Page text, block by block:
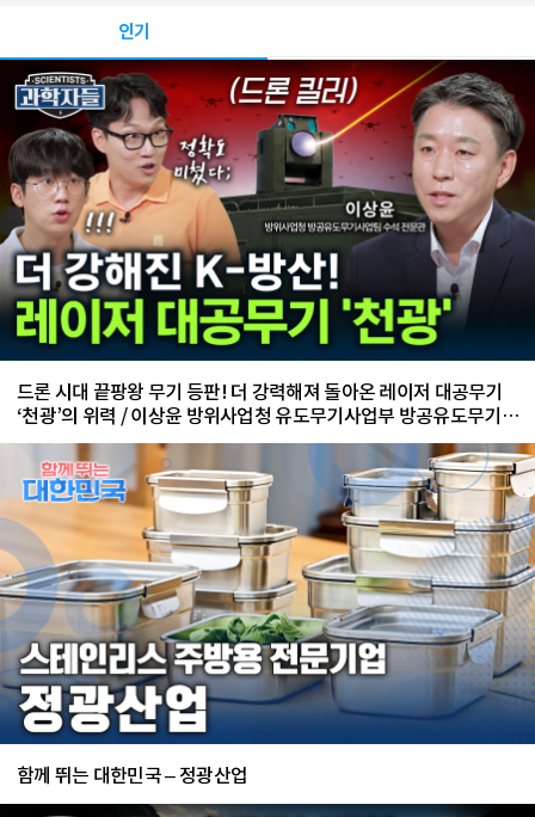
인기
드론 시대 끝팡왕 무기 등판! 더 강력해져 돌아온 레이저 대공무기
‘천광’의 위력 / 이상윤 방위사업청 유도무기사업부 방공유도무기사
업팀 수석 전문관
함께 뛰는 대한민국 – 정광산업